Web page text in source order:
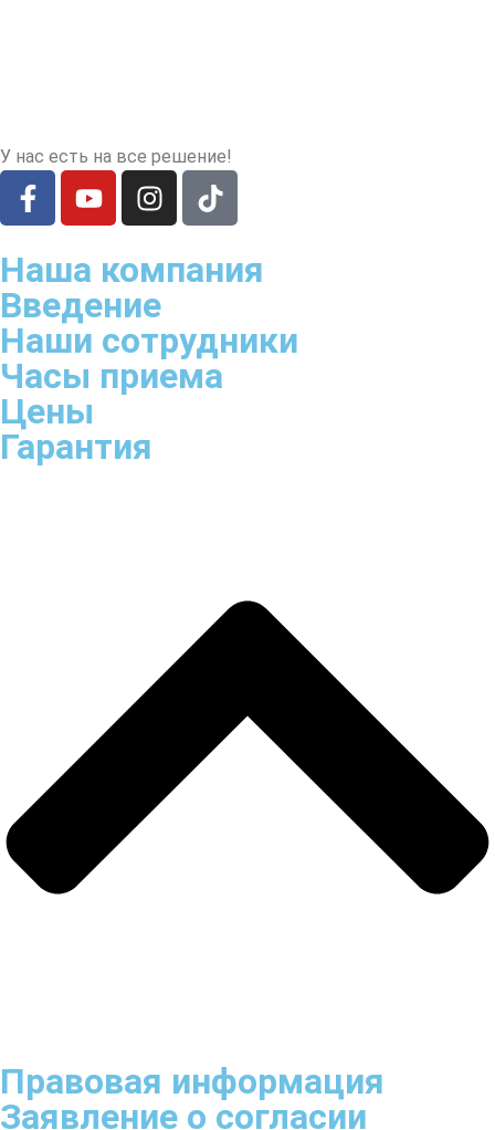
У нас есть на все решение!
Наша компания
Введение
Наши сотрудники
Часы приема
Цены
Гарантия
Правовая информация
Заявление о согласии